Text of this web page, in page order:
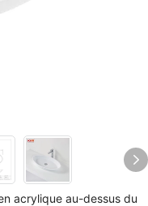
acrylique au-dessus du